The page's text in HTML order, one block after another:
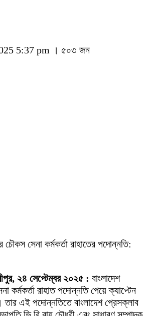
5:37 pm । ৫০৩ জন
চৌকস সেনা কর্মকর্তা রাহাতের পদোন্নতি:
২৪ সেপ্টেম্বর ২০২৫ : বাংলাদেশ
কর্মকর্তা রাহাত পদোন্নতি পেয়ে ক্যাপ্টেন
এই পদোন্নতিতে বাংলাদেশ প্রেসক্লাব